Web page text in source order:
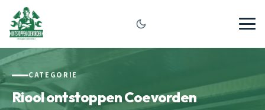
CATEGORIE
Riool ontstoppen Coevorden